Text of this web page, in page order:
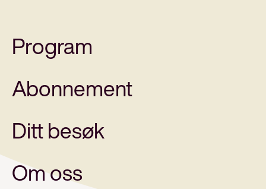
Program
Abonnement
Ditt besøk
Om oss